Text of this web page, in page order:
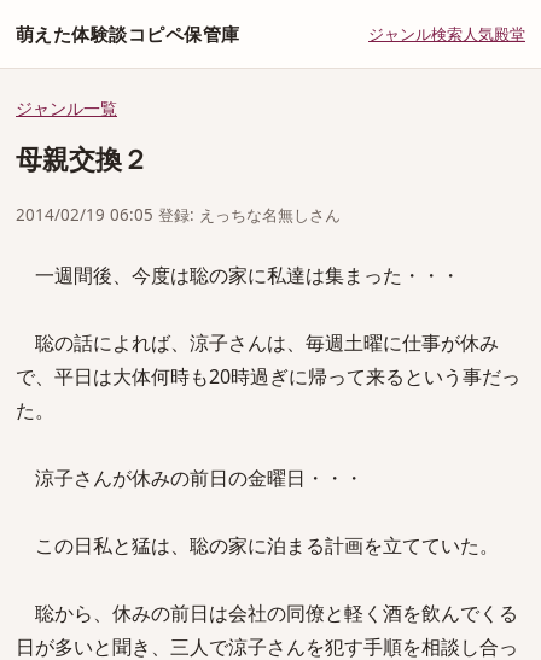
萌えた体験談コピペ保管庫 ジャンル検索人気殿堂
ジャンル一覧
母親交換２
2014/02/19 06:05 登録: えっちな名無しさん
一週間後、今度は聡の家に私達は集まった・・・
聡の話によれば、涼子さんは、毎週土曜に仕事が休み
で、平日は大体何時も20時過ぎに帰って来るという事だっ
た。
涼子さんが休みの前日の金曜日・・・
この日私と猛は、聡の家に泊まる計画を立てていた。
聡から、休みの前日は会社の同僚と軽く酒を飲んでくる
日が多いと聞き、三人で涼子さんを犯す手順を相談し合っ